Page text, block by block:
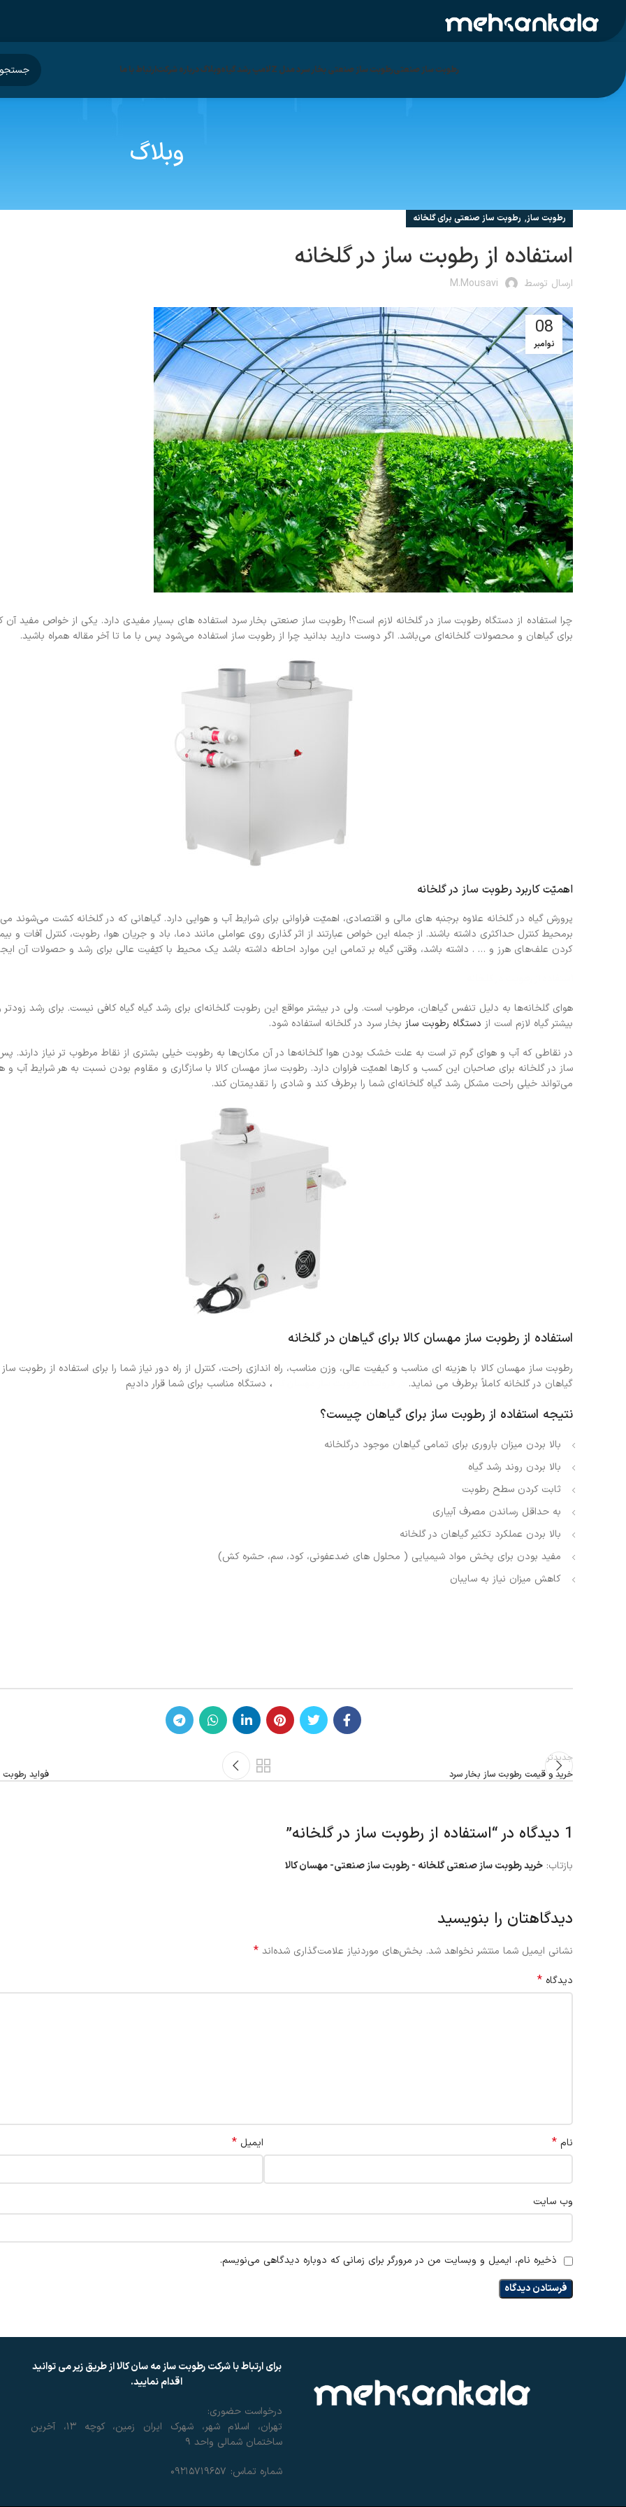
رطوبت ساز صنعتیرطوبت ساز صنعتی بخار سرد مدل Z لامپ رشد گیاهوبلاگدرباره شرکتارتباط با ما
وبلاگ
رطوبت ساز, رطوبت ساز صنعتی برای گلخانه
استفاده از رطوبت ساز در گلخانه
ارسال توسط M.mousavi
08
نوامبر
چرا استفاده از دستگاه رطوبت ساز در گلخانه لازم است؟! رطوبت ساز صنعتی بخار سرد استفاده های بسیار مفیدی دارد. یکی از خواص مفید آن
برای گیاهان و محصولات گلخانه‌ای می‌باشد. اگر دوست دارید بدانید چرا از رطوبت ساز استفاده می‌شود پس با ما تا آخر مقاله همراه باشید.
اهمیّت کاربرد رطوبت ساز در گلخانه
پرورش گیاه در گلخانه علاوه برجنبه های مالی و اقتصادی، اهمیّت فراوانی برای شرایط آب و هوایی دارد. گیاهانی که در گلخانه کشت می‌شوند
برمحیط کنترل حداکثری داشته باشند. از جمله این خواص عبارتند از اثر گذاری روی عواملی مانند دما، باد و جریان هوا، رطوبت، کنترل آفات و
کردن علف‌های هرز و … . داشته باشد، وقتی گیاه بر تمامی این موارد احاطه داشته باشد یک محیط با کیّفیت عالی برای رشد و حصولات آن
هوای گلخانه‌ها به دلیل تنفس گیاهان، مرطوب است. ولی در بیشتر مواقع این رطوبت گلخانه‌ای برای رشد گیاه گیاه کافی نیست. برای رشد
بیشتر گیاه لازم است از دستگاه رطوبت ساز بخار سرد در گلخانه استفاده شود.
در نقاطی که آب و هوای گرم تر است به علت خشک بودن هوا گلخانه‌ها در آن مکان‌ها به رطوبت خیلی بشتری از نقاط مرطوب تر نیاز دارند.
ساز در گلخانه برای صاحبان این کسب و کارها اهمیّت فراوان دارد. رطوبت ساز مهسان کالا با سازگاری و مقاوم بودن نسبت به هر شرایط آب و
می‌تواند خیلی راحت مشکل رشد گیاه گلخانه‌ای شما را برطرف کند و شادی را تقدیمتان کند.
استفاده از رطوبت ساز مهسان کالا برای گیاهان در گلخانه
رطوبت ساز مهسان کالا با هزینه ای مناسب و کیفیت عالی، وزن مناسب، راه اندازی راحت، کنترل از راه دور نیاز شما را برای استفاده از رطوبت ساز
گیاهان در گلخانه کاملاً برطرف می‌ نماید.
، دستگاه مناسب برای شما قرار دادیم
نتیجه استفاده از رطوبت ساز برای گیاهان چیست؟
بالا بردن میزان باروری برای تمامی گیاهان موجود درگلخانه
بالا بردن روند رشد گیاه
ثابت کردن سطح رطوبت
به حداقل رساندن مصرف آبیاری
بالا بردن عملکرد تکثیر گیاهان در گلخانه
مفید بودن برای پخش مواد شیمیایی ( محلول های ضدعفونی، کود، سم، حشره کش)
کاهش میزان نیاز به سایبان­
جدیدتر
خرید و قیمت رطوبت ساز بخار سرد
فواید رطوبت
1 دیدگاه در “ استفاده از رطوبت ساز در گلخانه”
بازتاب: خرید رطوبت ساز صنعتی گلخانه - رطوبت ساز صنعتی- مهسان کالا
دیدگاهتان را بنویسید
نشانی ایمیل شما منتشر نخواهد شد. بخش‌های موردنیاز علامت‌گذاری شده‌اند *
دیدگاه *
نام * ایمیل*
وب‌ سایت
ذخیره نام، ایمیل و وبسایت من در مرورگر برای زمانی که دوباره دیدگاهی می‌نویسم.
برای ارتباط با شرکت رطوبت ساز مه سان کالا از طریق زیر می توانید
اقدام نمایید.
درخواست حضوری:
تهران، اسلام شهر، شهرک ایران زمین، کوچه ۱۳، آخرین
ساختمان شمالی واحد ۹
شماره تماس: ۰۹۲۱۵۷۱۹۶۵۷